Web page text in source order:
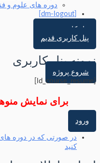
دوره های علوم و فنون
پنل کاربری جدید
پنل کاربری قدیم
نمونه پنل کاربری
شروع پروژه
[ld_course_resume]
برای نمایش
ورود
در صورتی که در دوره
کنید